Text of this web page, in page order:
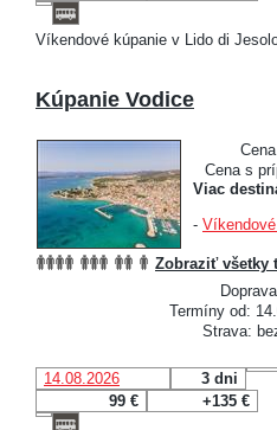
Víkendové kúpanie v Lido di
Kúpanie Vodice
Cena s
Viac
-
Zobraziť všetky
Termíny od:
Strava:
14.08.2026
3 dni
99 €
+135 €